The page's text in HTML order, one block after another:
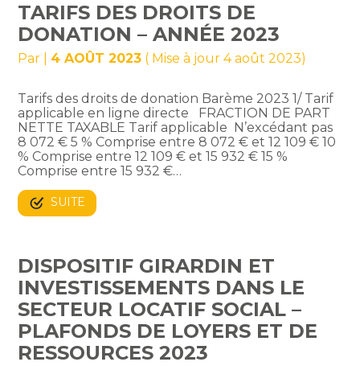
TARIFS DES DROITS DE
DONATION – ANNÉE 2023
Par 4 AOÛT 2023 ( Mise à jour 4 août 2023)
Tarifs des droits de donation Barème 2023 1/ Tarif
applicable en ligne directe FRACTION DE PART
NETTE TAXABLE Tarif applicable N’excédant pas
8 072 € 5 % Comprise entre 8 072 € et 12 109 € 10
% Comprise entre 12 109 € et 15 932 € 15 %
Comprise entre 15 932 €…
SUITE
DISPOSITIF GIRARDIN ET
INVESTISSEMENTS DANS LE
SECTEUR LOCATIF SOCIAL –
PLAFONDS DE LOYERS ET DE
RESSOURCES 2023